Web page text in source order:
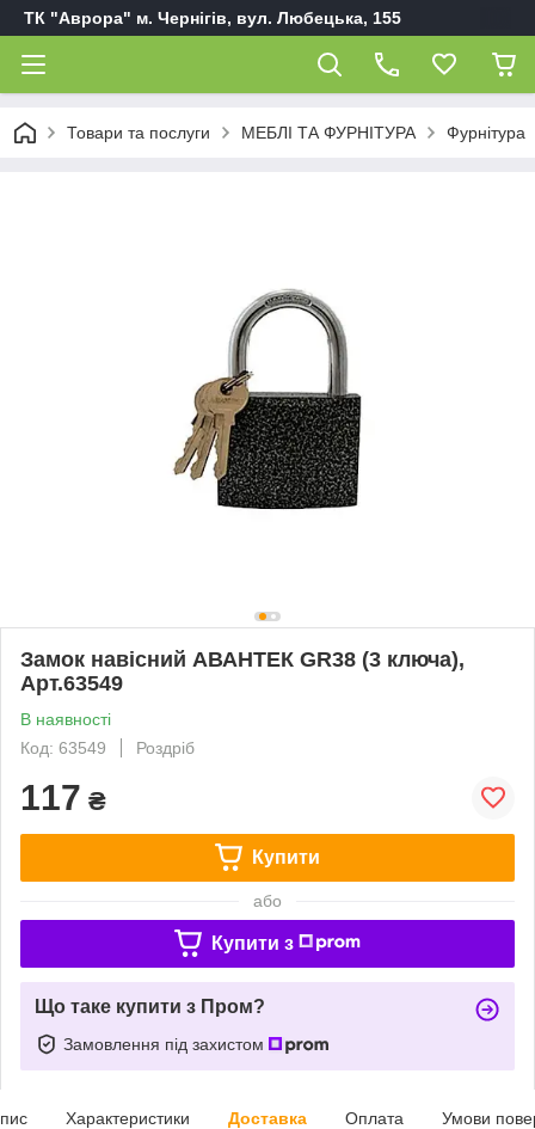
ТК "Аврора" м. Чернігів, вул. Любецька, 155
Товари та послуги МЕБЛІ ТА ФУРНІТУРА Фурнітура
Замок навісний АВАНТЕК GR38 (3 ключа),
Арт.63549
В наявності
Код: 63549
Роздріб
117 ₴
Купити
або
Купити з
Що таке купити з Пром?
Замовлення під захистом
Характеристики Доставка Оплата Умови